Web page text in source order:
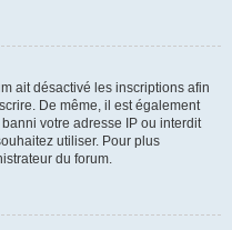
ait désactivé les inscriptions afin
De même, il est également
votre adresse IP ou interdit
utiliser. Pour plus
du forum.